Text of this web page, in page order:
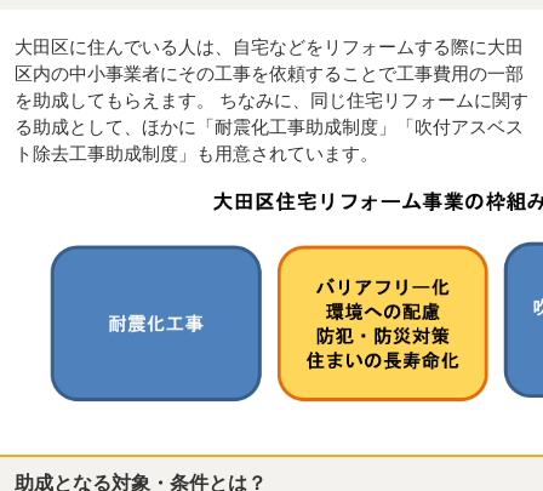
大田区に住んでいる人は、自宅などをリフォームする際に大田
区内の中小事業者にその工事を依頼することで工事費用の一部
を助成してもらえます。 ちなみに、同じ住宅リフォームに関す
る助成として、ほかに「耐震化工事助成制度」「吹付アスベス
ト除去工事助成制度」も用意されています。
助成となる対象・条件とは？